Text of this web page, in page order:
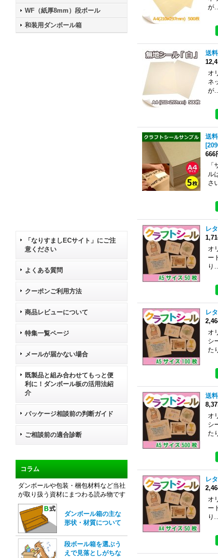
WF（紙厚8mm）段ボール
和装用ダンボール箱
「なりすましECサイト」にご注
意ください
よくある質問
クーポンご利用方法
商品レビューについて
特集一覧ページ
メールが届かない場合
既製品と組み合わせてもっと便
利に！ダンボール板の活用法紹
介
パッケージ相談前の判断ガイド
ご相談前の適合診断
コラム
ダンボールや包装・梱包材料など当社
が取り扱う資材にまつわる読み物です
ダンボール箱の主な
形状・材質について
段ボール箱を選ぶう
えで見落としがちな
が
送
オ
ネ
が
送
[
666
ル
さ
レ
オ
ー
り
レ
オ
シ
た
送
オ
シ
た
レ
オ
ー
り